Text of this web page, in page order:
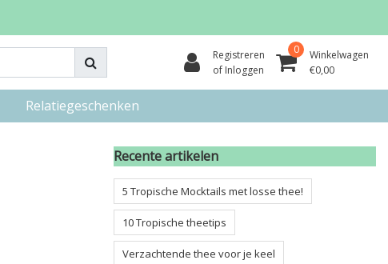
Registreren
of Inloggen
0
Winkelwagen
€0,00
Relatiegeschenken
Recente artikelen
5 Tropische Mocktails met losse thee!
10 Tropische theetips
Verzachtende thee voor je keel